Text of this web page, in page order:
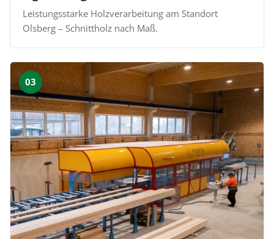
Leistungsstarke Holzverarbeitung am Standort
Olsberg – Schnittholz nach Maß.
03